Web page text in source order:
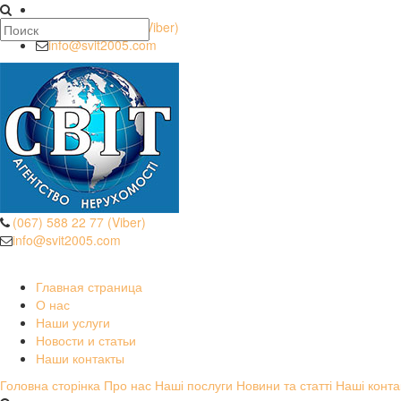
(067) 588 22 77 (Viber)
info@svit2005.com
(067) 588 22 77 (Viber)
info@svit2005.com
Главная страница
О нас
Наши услуги
Новости и статьи
Наши контакты
Головна сторінка Про нас Наші послуги Новини та статті Наші